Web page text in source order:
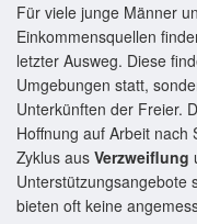
Für viele junge Männer
Einkommensquellen
letzter Ausweg. Diese
Umgebungen statt,
Unterkünften der Freier.
Hoffnung auf Arbeit nach
Zyklus aus Verzweiflung
Unterstützungsangebote
bieten oft keine